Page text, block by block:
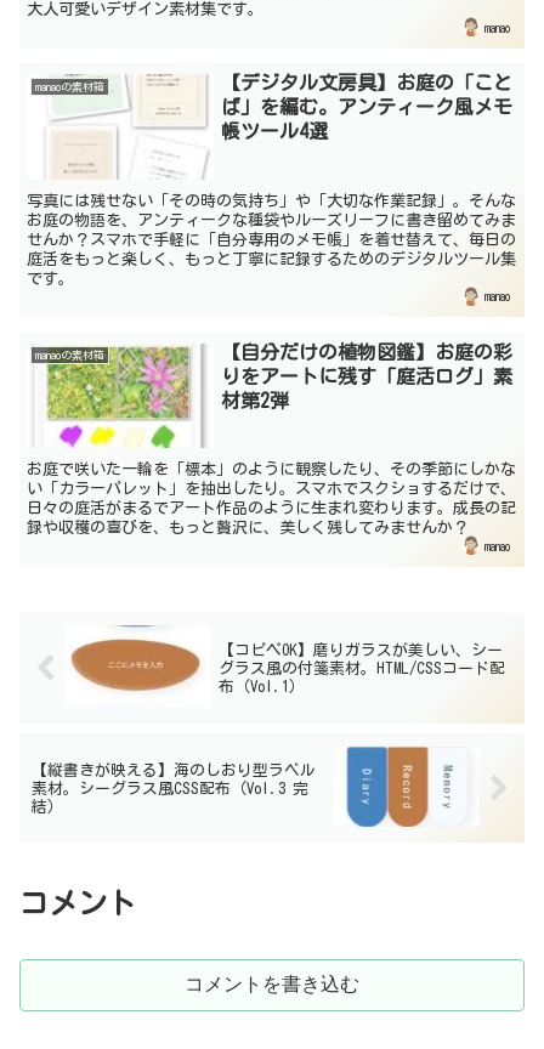
大人可愛いデザイン素材集です。
manao
manaoの素材箱
【デジタル文房具】お庭の「こと
ば」を編む。アンティーク風メモ
帳ツール4選
写真には残せない「その時の気持ち」や「大切な作業記録」。そんな
お庭の物語を、アンティークな種袋やルーズリーフに書き留めてみま
せんか？スマホで手軽に「自分専用のメモ帳」を着せ替えて、毎日の
庭活をもっと楽しく、もっと丁寧に記録するためのデジタルツール集
です。
manao
manaoの素材箱
【自分だけの植物図鑑】お庭の彩
りをアートに残す「庭活ログ」素
材第2弾
お庭で咲いた一輪を「標本」のように観察したり、その季節にしかな
い「カラーパレット」を抽出したり。スマホでスクショするだけで、
日々の庭活がまるでアート作品のように生まれ変わります。成長の記
録や収穫の喜びを、もっと贅沢に、美しく残してみませんか？
manao
【コピペOK】磨りガラスが美しい、シー
グラス風の付箋素材。HTML/CSSコード配
布（Vol.1）
【縦書きが映える】海のしおり型ラベル
素材。シーグラス風CSS配布（Vol.3 完
結）
コメント
コメントを書き込む